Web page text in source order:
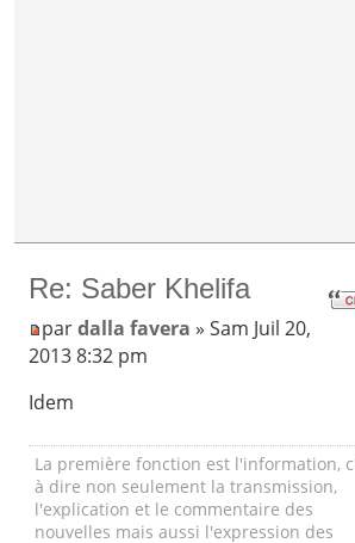
Re: Saber Khelifa
pardalla favera » Sam Juil 20,
2013 8:32 pm
Idem
La première fonction est l'information,
à dire non seulement la transmission,
l'explication et le commentaire des
nouvelles mais aussi l'expression des